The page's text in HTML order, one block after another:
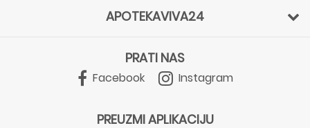
APOTEKAVIVA24
PRATI NAS
Facebook Instagram
PREUZMI APLIKACIJU